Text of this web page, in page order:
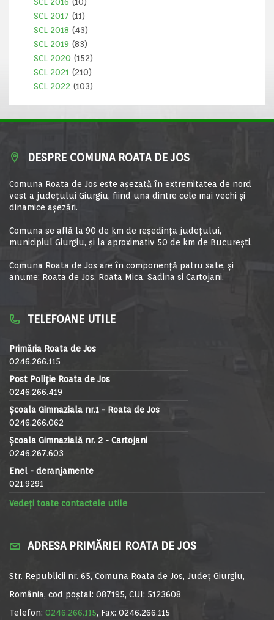
SCL 2017 (11)
SCL 2018 (43)
SCL 2019 (83)
SCL 2020 (152)
SCL 2021 (210)
SCL 2022 (103)
DESPRE COMUNA ROATA DE JOS
Comuna Roata de Jos este aşezată în extremitatea de nord
vest a judeţului Giurgiu, fiind una dintre cele mai vechi şi
dinamice aşezări.
Comuna se află la 90 de km de reşedinţa judeţului,
municipiul Giurgiu, şi la aproximativ 50 de km de Bucureşti.
Comuna Roata de Jos are în componență patru sate, și
anume: Roata de Jos, Roata Mica, Sadina si Cartojani.
TELEFOANE UTILE
Primăria Roata de Jos
0246.266.115
Post Poliție Roata de Jos
0246.266.419
Școala Gimnaziala nr.1 - Roata de Jos
0246.266.062
Școala Gimnazială nr. 2 - Cartojani
0246.267.603
Enel - deranjamente
021.9291
Vedeți toate contactele utile
ADRESA PRIMĂRIEI ROATA DE JOS
Str. Republicii nr. 65, Comuna Roata de Jos, Județ Giurgiu,
România, cod poștal: 087195, CUI: 5123608
Telefon: 0246.266.115, Fax: 0246.266.115